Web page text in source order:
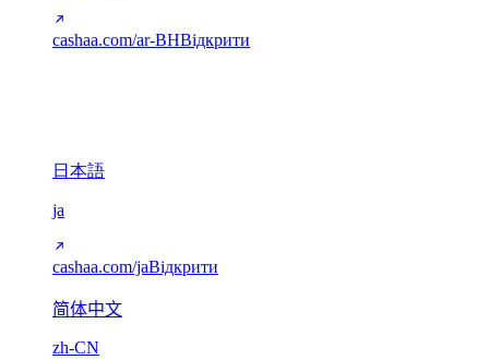
cashaa.com/ar-BHВідкрити
日本語
ja
cashaa.com/jaВідкрити
简体中文
zh-CN